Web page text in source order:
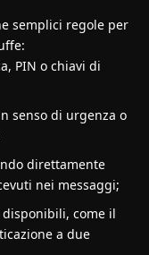
semplici regole per
PIN o chiavi di
senso di urgenza o
direttamente
nei messaggi;
come il
a due